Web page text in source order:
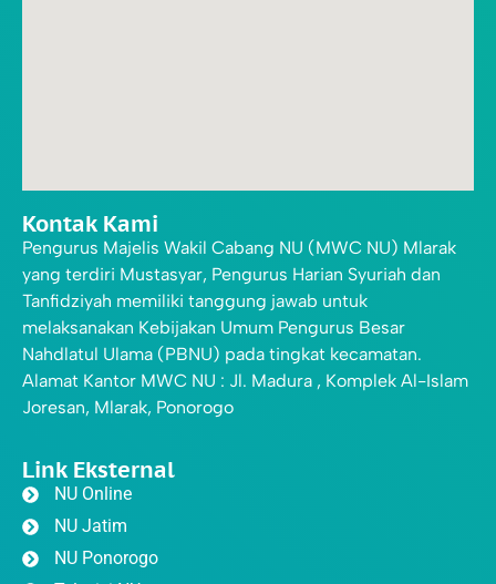
Kontak Kami
Pengurus Majelis Wakil Cabang NU (MWC NU) Mlarak
yang terdiri Mustasyar, Pengurus Harian Syuriah dan
Tanfidziyah memiliki tanggung jawab untuk
melaksanakan Kebijakan Umum Pengurus Besar
Nahdlatul Ulama (PBNU) pada tingkat kecamatan.
Alamat Kantor MWC NU : Jl. Madura , Komplek Al-Islam
Joresan, Mlarak, Ponorogo
Link Eksternal
NU Online
NU Jatim
NU Ponorogo